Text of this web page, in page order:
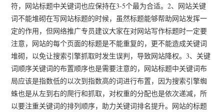
符，网站标题中关键词也应保持在3-5个最为合适。2、网站关键
词不能堆砌在写网站标题的时候，虽然标题能够帮助网站发挥一
定的作用，但网络推广专员建议大家在对网站写作标题时一定要
注意，网站的每个页面的标题是不能重复的，更不能造成关键词
堆砌，以免让搜索引擎抓取时发生误判，导致网站降权。3、关键
词顺序关键词的布置顺序也是需要注意的，网站标题中关键词布
局应该是指数低的以次到指数高的词进行布置，因为搜索引擎蜘
蛛也是从左到右的爬行和抓取，对权重的分配也是依次递减，所
以要注重关键词的排列顺序，助力关键词排名提升。网站的标题